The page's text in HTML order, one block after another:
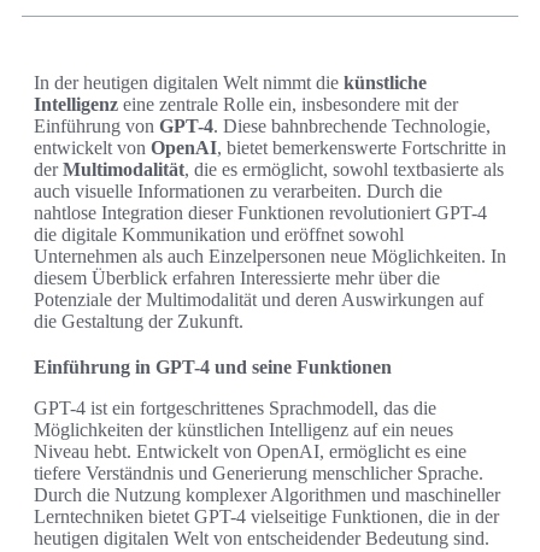
In der heutigen digitalen Welt nimmt die künstliche
Intelligenz eine zentrale Rolle ein, insbesondere mit der
Einführung von GPT-4. Diese bahnbrechende Technologie,
entwickelt von OpenAI, bietet bemerkenswerte Fortschritte in
derMultimodalität, die es ermöglicht, sowohl textbasierte als
auch visuelle Informationen zu verarbeiten. Durch die
nahtlose Integration dieser Funktionen revolutioniert GPT-4
die digitale Kommunikation und eröffnet sowohl
Unternehmen als auch Einzelpersonen neue Möglichkeiten. In
diesem Überblick erfahren Interessierte mehr über die
Potenziale der Multimodalität und deren Auswirkungen auf
die Gestaltung der Zukunft.
Einführung in GPT-4 und seine Funktionen
GPT-4 ist ein fortgeschrittenes Sprachmodell, das die
Möglichkeiten der künstlichen Intelligenz auf ein neues
Niveau hebt. Entwickelt von OpenAI, ermöglicht es eine
tiefere Verständnis und Generierung menschlicher Sprache.
Durch die Nutzung komplexer Algorithmen und maschineller
Lerntechniken bietet GPT-4 vielseitige Funktionen, die in der
heutigen digitalen Welt von entscheidender Bedeutung sind.